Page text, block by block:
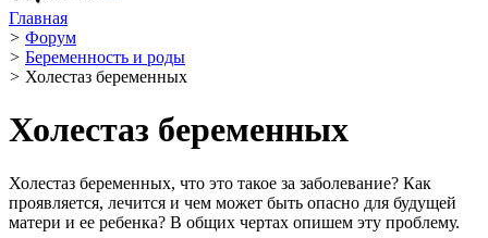
Главная
> Форум
> Беременность и роды
> Холестаз беременных
Холестаз беременных
Холестаз беременных, что это такое за заболевание? Как
проявляется, лечится и чем может быть опасно для будущей
матери и ее ребенка? В общих чертах опишем эту проблему.